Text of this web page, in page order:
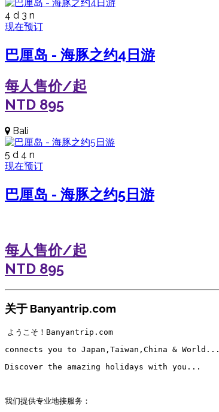
4 d 3 n
现在预订
巴厘岛 - 海豚之约4日游
每人售价/起
NTD 895
Bali
5 d 4 n
现在预订
巴厘岛 - 海豚之约5日游
每人售价/起
NTD 895
关于 Banyantrip.com
ようこそ！Banyantrip.com
connects you to Japan,Taiwan,China & World...
Discover the amazing holidays with you...
我们提供专业地接服务：